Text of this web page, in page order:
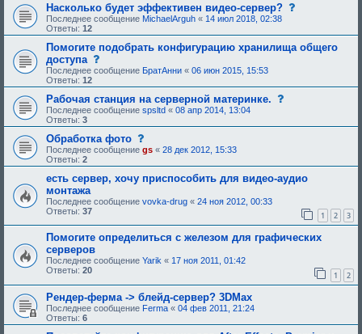
:
ю
щ
о
о
р
е
н
я
Насколько будет эффективен видео-сервер?
б
щ
е
е
о
б
р
е
Последнее сообщение MichaelArguh « 14 июл 2018, 02:38
Ответы: 12
Помогите подобрать конфигурацию хранилища общего
доступа
о
о
б
щ
е
н
и
е
,
т
р
б
ю
о
о
н
и
Последнее сообщение БратАнни « 06 июн 2015, 15:53
Ответы: 12
Рабочая станция на серверной материнке.
б
и
е
,
б
ю
Последнее сообщение spsltd « 08 апр 2014, 13:04
Ответы: 3
Обработка фото
о
о
б
щ
е
и
,
т
р
б
е
е
Последнее сообщение gs « 28 дек 2012, 15:33
Ответы: 2
есть сервер, хочу приспособить для видео-аудио
монтажа
Последнее сообщение vovka-drug « 24 ноя 2012, 00:33
Ответы: 37 1 2 3
Помогите определиться с железом для графических
серверов
Последнее сообщение Yarik « 17 ноя 2011, 01:42
Ответы: 20 1 2
Рендер-ферма -> блейд-сервер? 3DMax
Последнее сообщение Ferma « 04 фев 2011, 21:24
Ответы: 6